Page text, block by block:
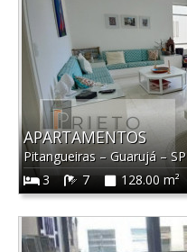
APARTAMENTOS
Pitangueiras –Guarujá–SP
3
7 128.00 m²